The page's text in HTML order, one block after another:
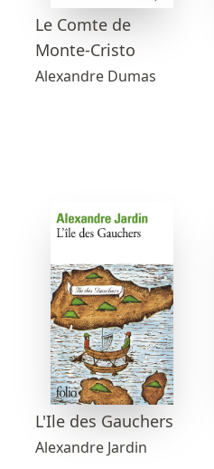
Le Comte de
Monte-Cristo
Alexandre Dumas
L'Ile des Gauchers
Alexandre Jardin